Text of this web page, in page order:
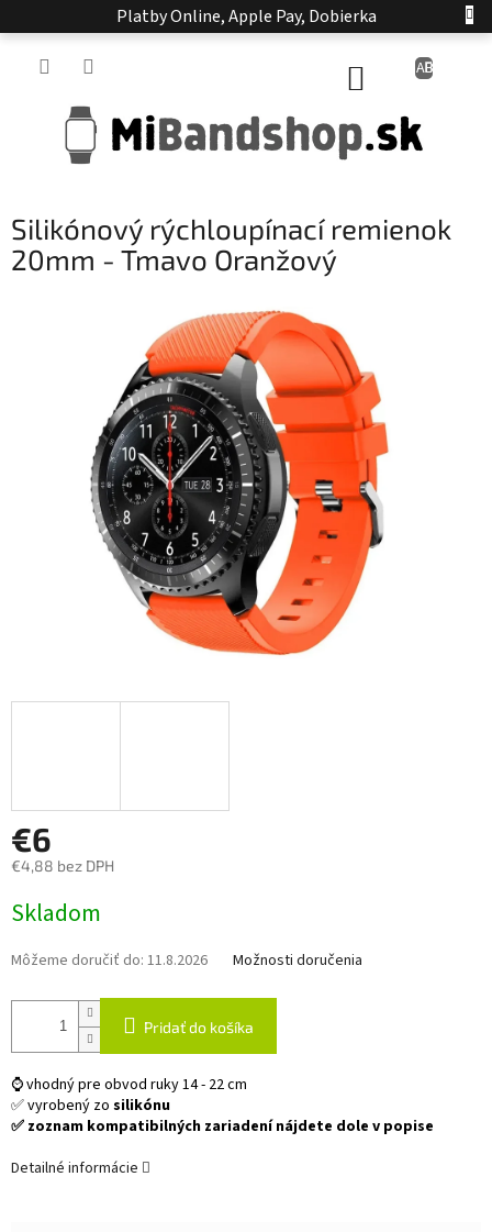
na
Platby Online, Apple Pay, Dobierka
NÁKUPNÝ
Silikónový rýchloupínací remienok
20mm - Tmavo Oranžový
€6
€4,88 bez DPH
cena:
Skladom
Môžeme doručiť do: 11.8.2026 Možnosti doručenia
Pridať do košíka
⌚ vhodný pre obvod ruky 14 - 22 cm
✅ vyrobený zo silikónu
✅ zoznam kompatibilných zariadení nájdete dole v popise
Detailné informácie